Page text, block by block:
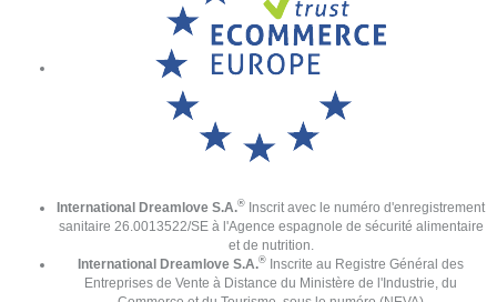
International Dreamlove S.A.® Inscrit avec le numéro d'enregistrement
sanitaire 26.0013522/SE à l'Agence espagnole de sécurité alimentaire
et de nutrition.
International Dreamlove S.A.® Inscrite au Registre Général des
Entreprises de Vente à Distance du Ministère de l'Industrie, du